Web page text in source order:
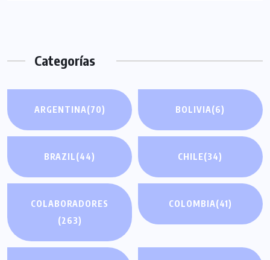
Categorías
ARGENTINA(70) BOLIVIA(6)
BRAZIL(44) CHILE(34)
COLABORADORES
(263)
COLOMBIA(41)